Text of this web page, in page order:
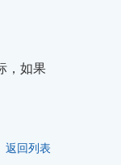
，如果
返回列表